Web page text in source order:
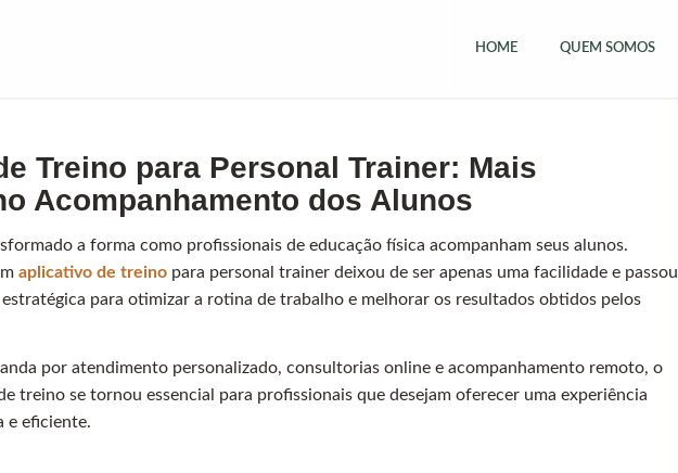
HOME QUEM SOMOS
Treino para Personal Trainer: Mais
Acompanhamento dos Alunos
a forma como profissionais de educação física acompanham seus alunos.
aplicativo de treino para personal trainer deixou de ser apenas uma facilidade e passou
para otimizar a rotina de trabalho e melhorar os resultados obtidos pelos
por atendimento personalizado, consultorias online e acompanhamento remoto, o
treino se tornou essencial para profissionais que desejam oferecer uma experiência
e eficiente.